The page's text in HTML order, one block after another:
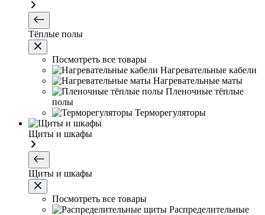
Тёплые полы
Посмотреть все товары
Нагревательные кабели
Нагревательные маты
Пленочные тёплые
полы
Терморегуляторы
Щиты и шкафы
Щиты и шкафы
Посмотреть все товары
Распределительные